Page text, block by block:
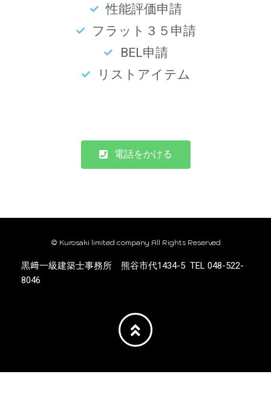
性能評価申請
フラット３５申請
BEL申請
リストアイテム
電話をかける
© Kurosaki limited company All Rights Reserved​
黒﨑一級建築士事務所 熊谷市代1434-5 TEL 048-522-
8046